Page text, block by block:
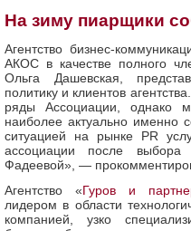
На зиму пиарщики
Агентство бизнес-
АКОС в качестве полного
Ольга Дашевская,
политику и клиентов
ряды Ассоциации, однако
наиболее актуально именно
ситуацией на рынке PR
ассоциации после
Фадеевой», —
Агентство «Гуров и
лидером в области
компанией, узко